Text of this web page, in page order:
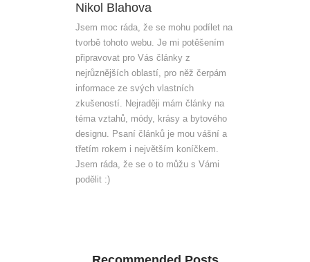
Nikol Blahova
Jsem moc ráda, že se mohu podílet na
tvorbě tohoto webu. Je mi potěšením
připravovat pro Vás články z
nejrůznějších oblastí, pro něž čerpám
informace ze svých vlastních
zkušeností. Nejraději mám články na
téma vztahů, módy, krásy a bytového
designu. Psaní článků je mou vášní a
třetím rokem i největším koníčkem.
Jsem ráda, že se o to můžu s Vámi
podělit :)